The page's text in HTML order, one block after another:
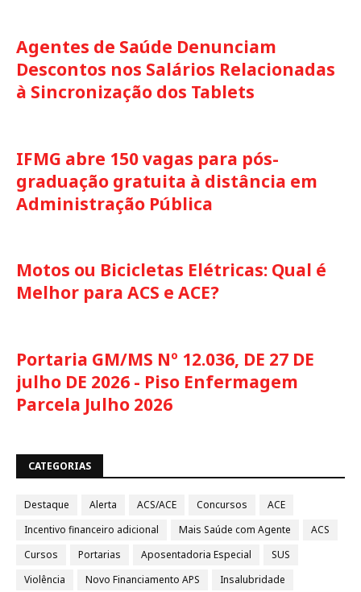
Agentes de Saúde Denunciam
Descontos nos Salários Relacionadas
à Sincronização dos Tablets
IFMG abre 150 vagas para pós-
graduação gratuita à distância em
Administração Pública
Motos ou Bicicletas Elétricas: Qual é
Melhor para ACS e ACE?
Portaria GM/MS Nº 12.036, DE 27 DE
julho DE 2026 - Piso Enfermagem
Parcela Julho 2026
CATEGORIAS
Destaque Alerta ACS/ACE Concursos
ACE
Incentivo financeiro adicional
Mais Saúde com Agente
ACS
Cursos
Portarias Aposentadoria Especial
SUS
Violência
Novo Financiamento APS
Insalubridade